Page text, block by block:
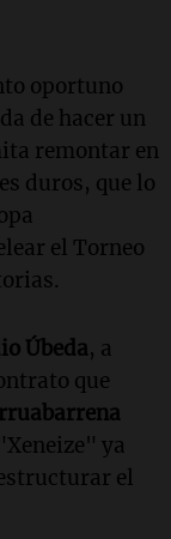
oportuno
de hacer un
remontar en
duros, que lo
el Torneo
Úbeda, a
que
ya
el